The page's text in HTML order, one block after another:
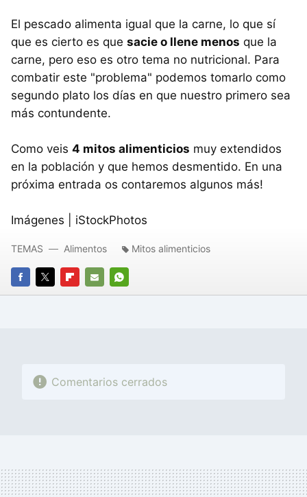
El pescado alimenta igual que la carne, lo que sí
que es cierto es que sacie o llene menos que la
carne, pero eso es otro tema no nutricional. Para
combatir este "problema" podemos tomarlo como
segundo plato los días en que nuestro primero sea
más contundente.
Como veis 4 mitos alimenticios muy extendidos
en la población y que hemos desmentido. En una
próxima entrada os contaremos algunos más!
Imágenes | iStockPhotos
FACEBOOK
TWITTERFLIPBOARD
E-
WHATSAPP
TEMAS Alimentos Mitos alimenticios
Comentarios cerrados